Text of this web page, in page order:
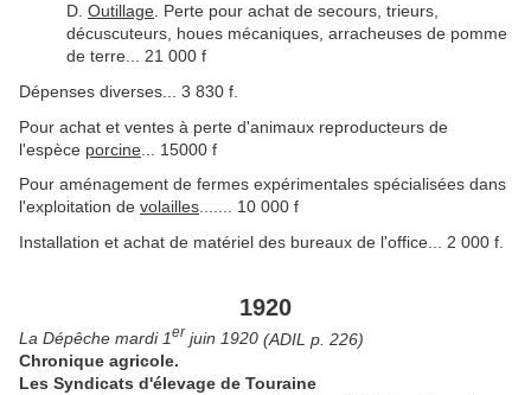
D. Outillage. Perte pour achat de secours, trieurs,
décuscuteurs, houes mécaniques, arracheuses de pomme
de terre... 21 000 f
Dépenses diverses... 3 830 f.
Pour achat et ventes à perte d'animaux reproducteurs de
l'espèce porcine ... 15000 f
Pour aménagement de fermes expérimentales spécialisées dans
l'exploitation de volailles....... 10 000 f
Installation et achat de matériel des bureaux de l'office... 2 000 f.
1920
La Dépêche mardi 1er juin 1920 (ADIL p. 226)
Chronique agricole.
Les Syndicats d'élevage de Touraine